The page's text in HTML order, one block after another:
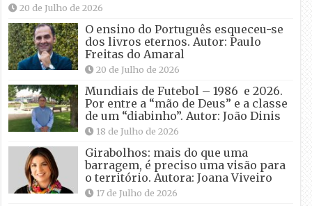
20 de Julho de 2026
O ensino do Português esqueceu-se
dos livros eternos. Autor: Paulo
Freitas do Amaral
20 de Julho de 2026
Mundiais de Futebol – 1986 e 2026.
Por entre a “mão de Deus” e a classe
de um “diabinho”. Autor: João Dinis
18 de Julho de 2026
Girabolhos: mais do que uma
barragem, é preciso uma visão para
o território. Autora: Joana Viveiro
17 de Julho de 2026